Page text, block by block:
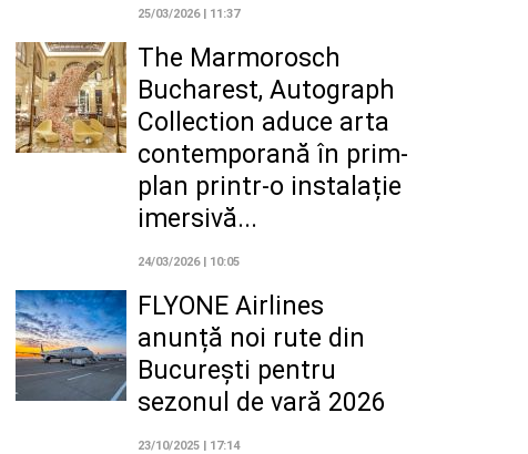
25/03/2026 | 11:37
The Marmorosch
Bucharest, Autograph
Collection aduce arta
contemporană în prim-
plan printr-o instalație
imersivă...
24/03/2026 | 10:05
FLYONE Airlines
anunță noi rute din
București pentru
sezonul de vară 2026
23/10/2025 | 17:14